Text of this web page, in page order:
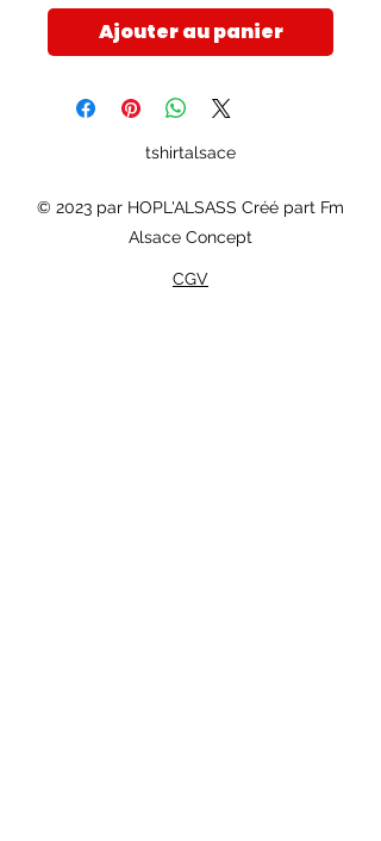
Ajouter au panier
tshirtalsace
© 2023 par HOPL'ALSASS Créé part Fm
Alsace Concept
CGV